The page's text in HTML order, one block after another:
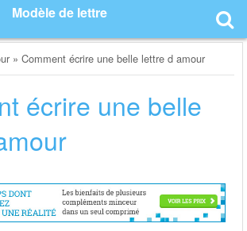
Modèle de lettre
»Comment écrire une belle lettre d amour
écrire une belle